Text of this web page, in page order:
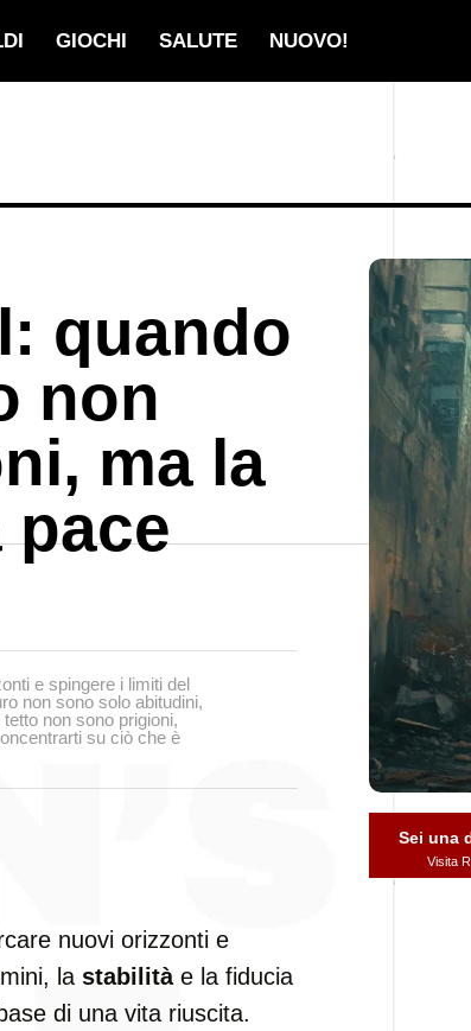
GIOCHI SALUTE NUOVO!
quando
non
ma la
pace
e spingere i limiti del
non sono solo abitudini,
non sono prigioni,
su ciò che è
nuovi orizzonti e
la stabilitàe la fiducia
di una vita riuscita.
Sei una
Visita